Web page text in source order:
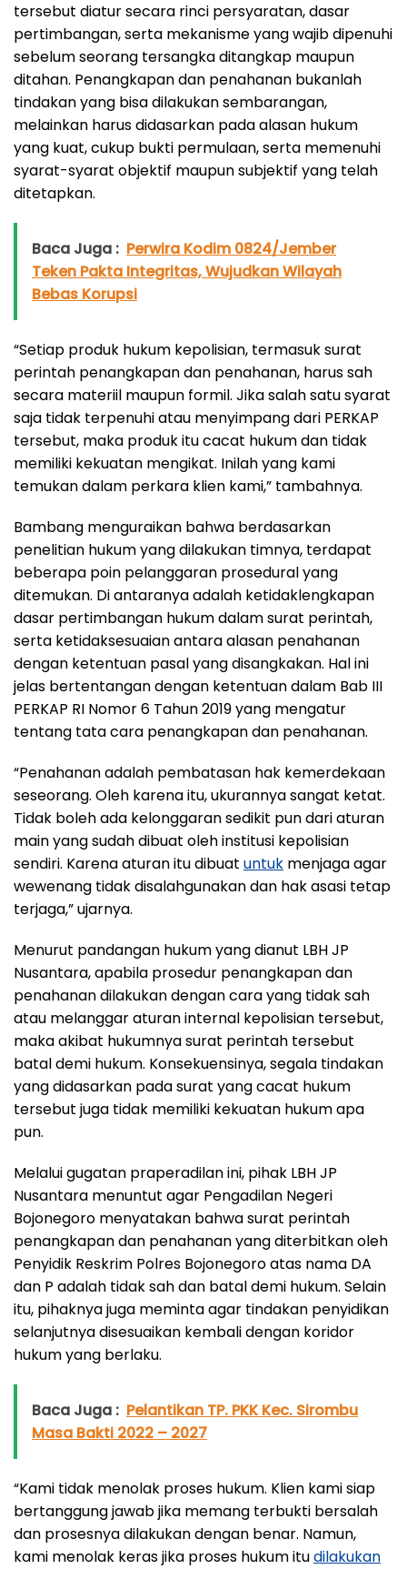
tersebut diatur secara rinci persyaratan, dasar
pertimbangan, serta mekanisme yang wajib dipenuhi
sebelum seorang tersangka ditangkap maupun
ditahan. Penangkapan dan penahanan bukanlah
tindakan yang bisa dilakukan sembarangan,
melainkan harus didasarkan pada alasan hukum
yang kuat, cukup bukti permulaan, serta memenuhi
syarat-syarat objektif maupun subjektif yang telah
ditetapkan.
Baca Juga : Perwira Kodim 0824/Jember
Teken Pakta Integritas, Wujudkan Wilayah
Bebas Korupsi
“Setiap produk hukum kepolisian, termasuk surat
perintah penangkapan dan penahanan, harus sah
secara materiil maupun formil. Jika salah satu syarat
saja tidak terpenuhi atau menyimpang dari PERKAP
tersebut, maka produk itu cacat hukum dan tidak
memiliki kekuatan mengikat. Inilah yang kami
temukan dalam perkara klien kami,” tambahnya.
Bambang menguraikan bahwa berdasarkan
penelitian hukum yang dilakukan timnya, terdapat
beberapa poin pelanggaran prosedural yang
ditemukan. Di antaranya adalah ketidaklengkapan
dasar pertimbangan hukum dalam surat perintah,
serta ketidaksesuaian antara alasan penahanan
dengan ketentuan pasal yang disangkakan. Hal ini
jelas bertentangan dengan ketentuan dalam Bab III
PERKAP RI Nomor 6 Tahun 2019 yang mengatur
tentang tata cara penangkapan dan penahanan.
“Penahanan adalah pembatasan hak kemerdekaan
seseorang. Oleh karena itu, ukurannya sangat ketat.
Tidak boleh ada kelonggaran sedikit pun dari aturan
main yang sudah dibuat oleh institusi kepolisian
sendiri. Karena aturan itu dibuat untuk menjaga agar
wewenang tidak disalahgunakan dan hak asasi tetap
terjaga,” ujarnya.
Menurut pandangan hukum yang dianut LBH JP
Nusantara, apabila prosedur penangkapan dan
penahanan dilakukan dengan cara yang tidak sah
atau melanggar aturan internal kepolisian tersebut,
maka akibat hukumnya surat perintah tersebut
batal demi hukum. Konsekuensinya, segala tindakan
yang didasarkan pada surat yang cacat hukum
tersebut juga tidak memiliki kekuatan hukum apa
pun.
Melalui gugatan praperadilan ini, pihak LBH JP
Nusantara menuntut agar Pengadilan Negeri
Bojonegoro menyatakan bahwa surat perintah
penangkapan dan penahanan yang diterbitkan oleh
Penyidik Reskrim Polres Bojonegoro atas nama DA
dan P adalah tidak sah dan batal demi hukum. Selain
itu, pihaknya juga meminta agar tindakan penyidikan
selanjutnya disesuaikan kembali dengan koridor
hukum yang berlaku.
Baca Juga : Pelantikan TP. PKK Kec. Sirombu
Masa Bakti 2022 – 2027
“Kami tidak menolak proses hukum. Klien kami siap
bertanggung jawab jika memang terbukti bersalah
dan prosesnya dilakukan dengan benar. Namun,
kami menolak keras jika proses hukum itudilakukan